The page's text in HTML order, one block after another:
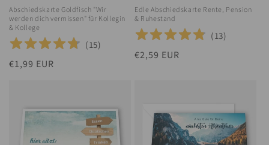
Abschiedskarte Goldfisch "Wir
werden dich vermissen" für Kollegin
& Kollege
(15)
Normaler
€1,99 EUR
Edle Abschiedskarte Rente, Pension
& Ruhestand
(13)
Normaler
€2,59 EUR